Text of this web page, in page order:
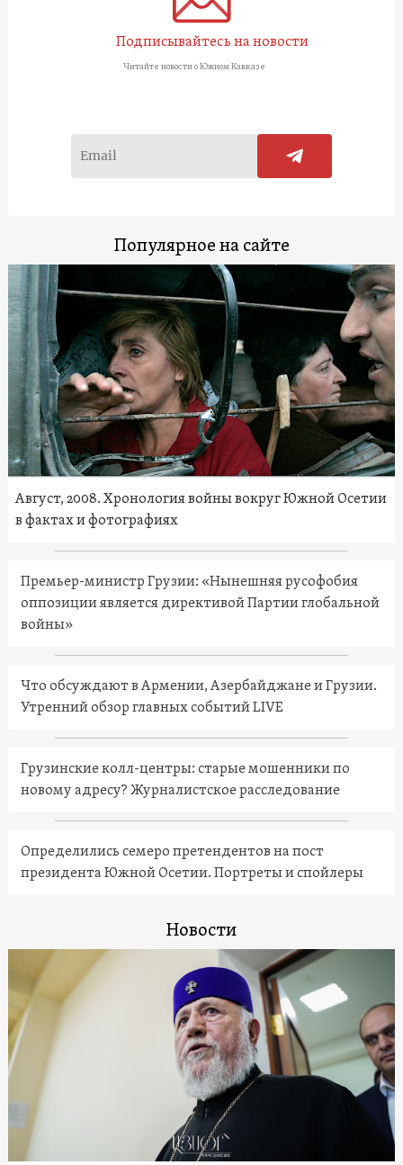
Подписывайтесь на новости
Читайте новости о Южном Кавказе
Популярное на сайте
Август, 2008. Хронология войны вокруг Южной Осетии
в фактах и фотографиях
Премьер-министр Грузии: «Нынешняя русофобия
оппозиции является директивой Партии глобальной
войны»
Что обсуждают в Армении, Азербайджане и Грузии.
Утренний обзор главных событий LIVE
Грузинские колл-центры: старые мошенники по
новому адресу? Журналистское расследование
Определились семеро претендентов на пост
президента Южной Осетии. Портреты и спойлеры
Новости